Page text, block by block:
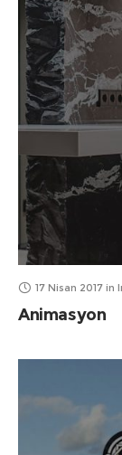
17 Nisan 2017 in
Animasyon